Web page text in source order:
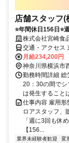
店舗スタッフ
⭐年間休日156日⭐
株式会社宮崎
交通・アクセス
駅』徒歩2分／
月給234,200円
神奈川県横浜市
勤務時間詳細
20：30の間で
は発生すること
仕事内容 雇用形
ロアスタッフ、
「週に3回も休
【156...
業界未経験者歓迎 変